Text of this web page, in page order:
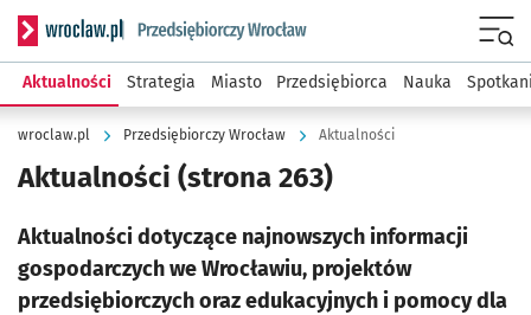
Serwis informacyjny wroclaw.pl podserwis: Strategia
Aktualności Strategia Miasto Przedsiębiorca Nauka
wroclaw.pl Przedsiębiorczy Wrocław Aktualności
Aktualności (strona 263)
Aktualności dotyczące najnowszych informacji
gospodarczych we Wrocławiu, projektów
przedsiębiorczych oraz edukacyjnych i pomocy dla